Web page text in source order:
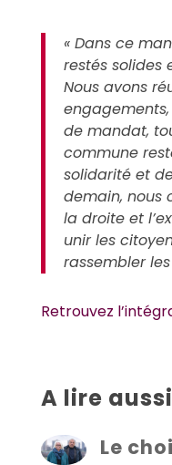
« Dans ce
restés solides
Nous avons
de mandat,
commune
solidarité et
demain, nous
la droite et
unir les
rassembler
Retrouvez
A lire aussi
Le